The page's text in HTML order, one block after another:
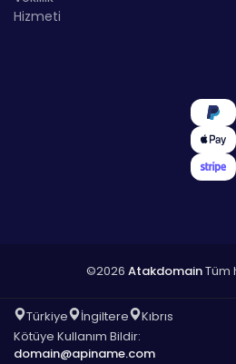
Hizmeti
©2026 AtakdomainTüm
Türkiye İngiltere
Kıbrıs
Kötüye Kullanım Bildir:
domain@apiname.com